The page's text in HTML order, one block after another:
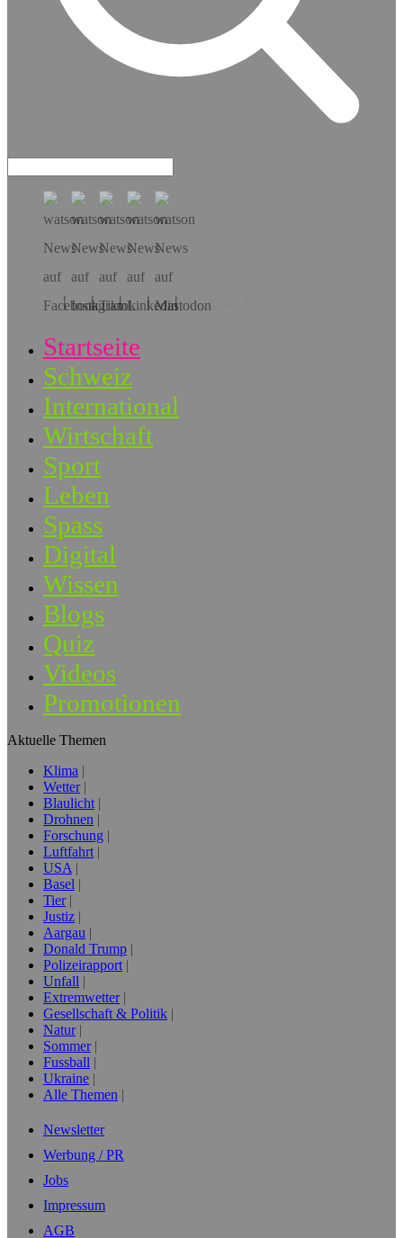
Hol dir die App!
Startseite
Schweiz
International
Wirtschaft
Sport
Leben
Spass
Digital
Wissen
Blogs
Quiz
Videos
Promotionen
Aktuelle Themen
Klima
Wetter
Blaulicht
Drohnen
Forschung
Luftfahrt
USA
Basel
Tier
Justiz
Aargau
Donald Trump
Polizeirapport
Unfall
Extremwetter
Gesellschaft & Politik
Natur
Sommer
Fussball
Ukraine
Alle Themen
Newsletter
Werbung / PR
Jobs
Impressum
AGB